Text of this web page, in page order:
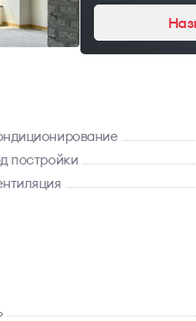
постройки